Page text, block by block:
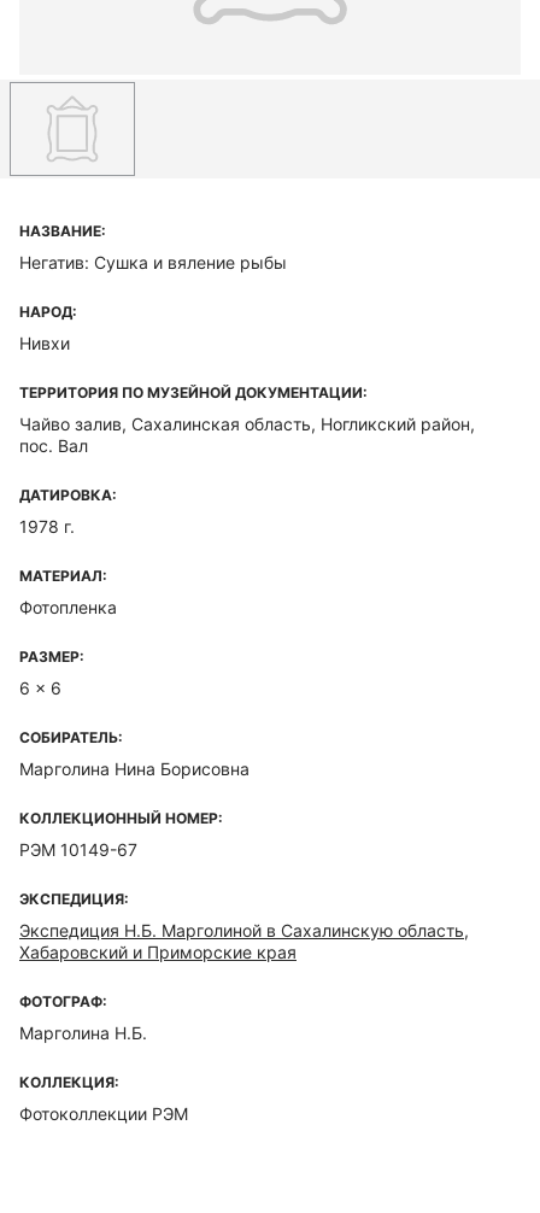
НАЗВАНИЕ:
Негатив: Сушка и вяление рыбы
НАРОД:
Нивхи
ТЕРРИТОРИЯ ПО МУЗЕЙНОЙ ДОКУМЕНТАЦИИ:
Чайво залив, Сахалинская область, Ногликский район,
пос. Вал
ДАТИРОВКА:
1978 г.
МАТЕРИАЛ:
Фотопленка
РАЗМЕР:
6 x 6
СОБИРАТЕЛЬ:
Марголина Нина Борисовна
КОЛЛЕКЦИОННЫЙ НОМЕР:
РЭМ 10149-67
ЭКСПЕДИЦИЯ:
Экспедиция Н.Б. Марголиной в Сахалинскую область,
Хабаровский и Приморские края
ФОТОГРАФ:
Марголина Н.Б.
КОЛЛЕКЦИЯ:
Фотоколлекции РЭМ